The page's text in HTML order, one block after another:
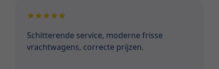
Schitterende service, moderne frisse
vrachtwagens, correcte prijzen.